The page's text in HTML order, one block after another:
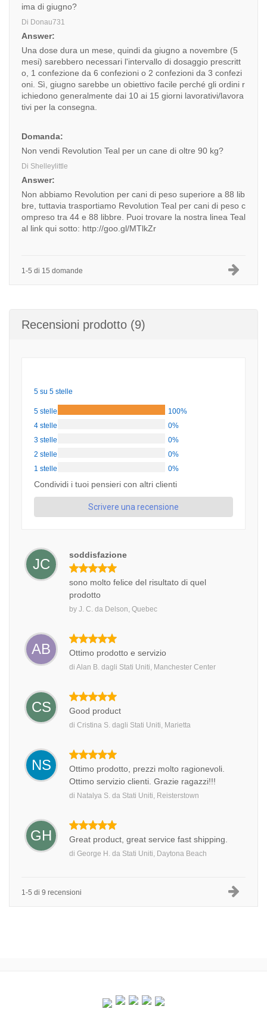
ima di giugno?
Di Donau731
Answer:
Una dose dura un mese, quindi da giugno a novembre (5
mesi) sarebbero necessari l'intervallo di dosaggio prescritt
o, 1 confezione da 6 confezioni o 2 confezioni da 3 confezi
oni. Sì, giugno sarebbe un obiettivo facile perché gli ordini r
ichiedono generalmente dai 10 ai 15 giorni lavorativi/lavora
tivi per la consegna.
Domanda:
Non vendi Revolution Teal per un cane di oltre 90 kg?
Di Shelleylittle
Answer:
Non abbiamo Revolution per cani di peso superiore a 88 lib
bre, tuttavia trasportiamo Revolution Teal per cani di peso c
ompreso tra 44 e 88 libbre. Puoi trovare la nostra linea Teal
al link qui sotto: http://goo.gl/MTlkZr
1-5 di 15 domande
Recensioni prodotto (9)
5 su 5 stelle
5 stelle
100%
4 stelle
0%
3 stelle
0%
2 stelle
0%
1 stelle
0%
Condividi i tuoi pensieri con altri clienti
Scrivere una recensione
JC
soddisfazione
sono molto felice del risultato di quel
prodotto
by J. C. da Delson, Quebec
AB Ottimo prodotto e servizio
di Alan B. dagli Stati Uniti, Manchester Center
CS Good product
di Cristina S. dagli Stati Uniti, Marietta
NS
Ottimo prodotto, prezzi molto ragionevoli.
Ottimo servizio clienti. Grazie ragazzi!!!
di Natalya S. da Stati Uniti, Reisterstown
GH Great product, great service fast shipping.
di George H. da Stati Uniti, Daytona Beach
1-5 di 9 recensioni